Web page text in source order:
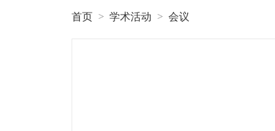
首页 > 学术活动 > 会议